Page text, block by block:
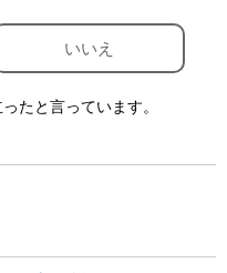
いいえ
たと言っています。